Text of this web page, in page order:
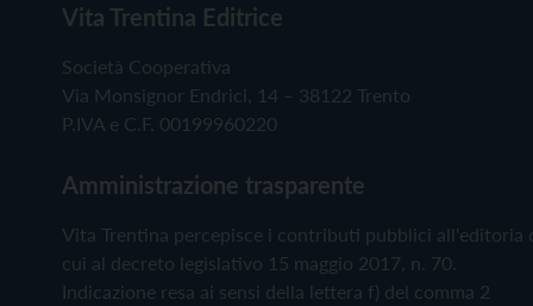
Vita Trentina Editrice
Società Cooperativa
Via Monsignor Endrici, 14 – 38122 Trento
P.IVA e C.F. 00199960220
Amministrazione trasparente
Vita Trentina percepisce i contributi pubblici all'editoria
cui al decreto legislativo 15 maggio 2017, n. 70.
Indicazione resa ai sensi della lettera f) del comma 2